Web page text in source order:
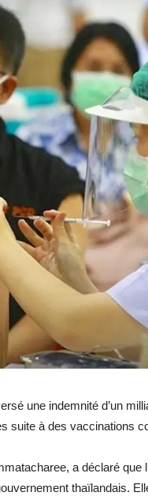
une indemnité d’un
suite à des vaccinations
a déclaré que
thaïlandais.